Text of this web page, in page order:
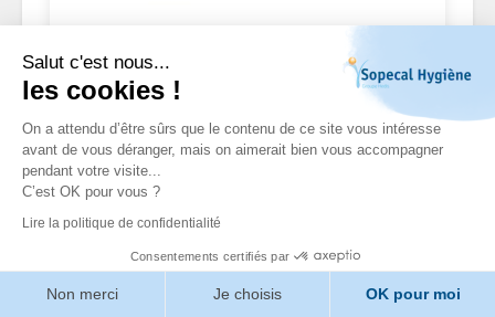
Salut c'est nous...
les cookies !
On a attendu d’être sûrs que le contenu de ce site vous intéresse
avant de vous déranger, mais on aimerait bien vous accompagner
pendant votre visite...
C’est OK pour vous ?
Lire la politique de confidentialité
Consentements certifiés par
Non merci Je choisis OK pour moi